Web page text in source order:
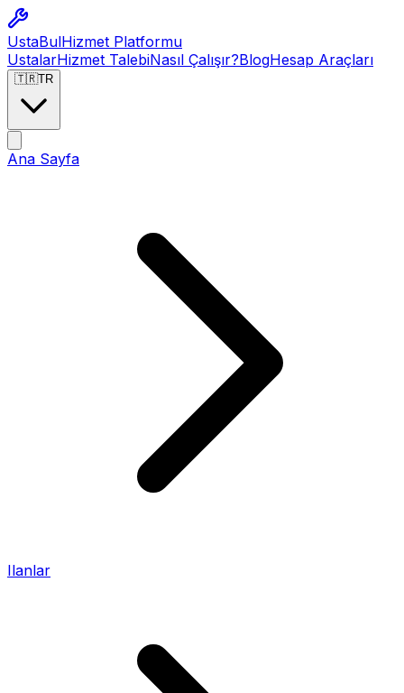
UstaBulHizmet Platformu
UstalarHizmet TalebiNasıl Çalışır?BlogHesap Araçları
🇹🇷TR
Ana Sayfa
Ilanlar